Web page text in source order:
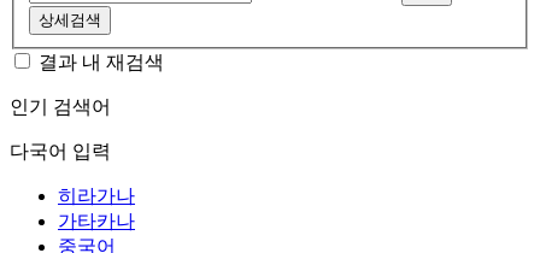
상세검색
결과 내 재검색
인기 검색어
다국어 입력
히라가나
가타카나
중국어